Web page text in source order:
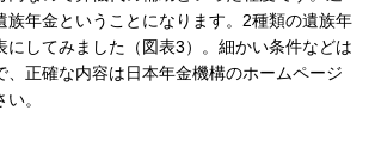
族年金ということになります。2種類の遺族年
にしてみました（図表3）。細かい条件などは
、正確な内容は日本年金機構のホームページ
。